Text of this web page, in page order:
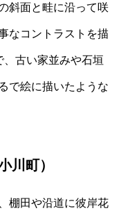
斜面と畦に沿って咲
なコントラストを描
、古い家並みや石垣
で絵に描いたような
川町）
棚田や沿道に彼岸花